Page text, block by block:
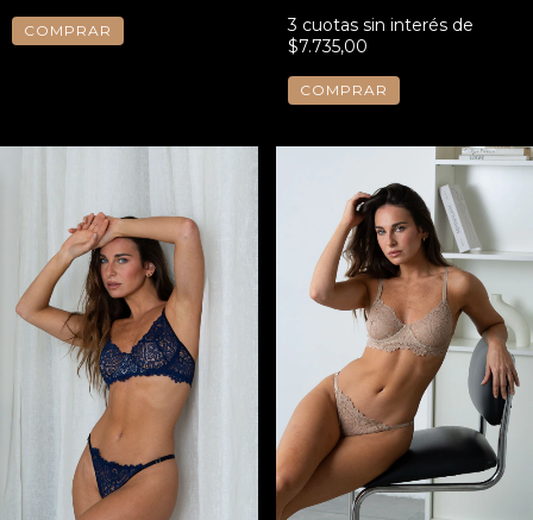
COMPRAR
3 cuotas sin interés de
$7.735,00
COMPRAR